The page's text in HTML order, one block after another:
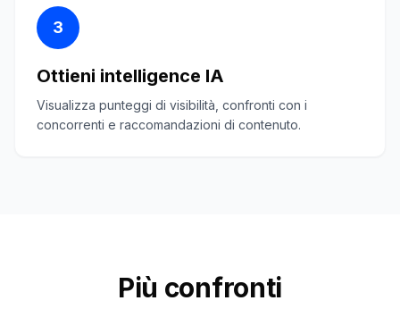
3
Ottieni intelligence IA
Visualizza punteggi di visibilità, confronti con i
concorrenti e raccomandazioni di contenuto.
Più confronti